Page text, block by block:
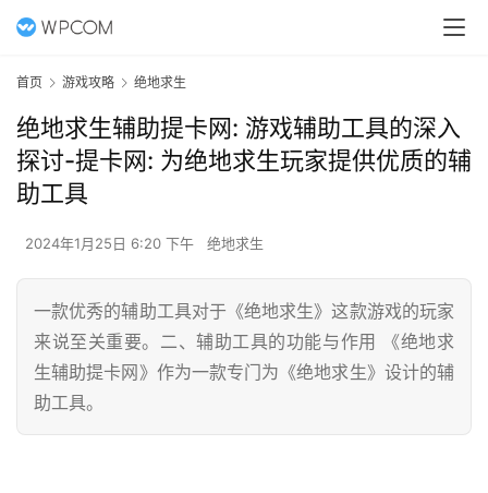
首页 游戏攻略 绝地求生
绝地求生辅助提卡网: 游戏辅助工具的深入
探讨-提卡网: 为绝地求生玩家提供优质的辅
助工具
2024年1月25日 6:20 下午 绝地求生
一款优秀的辅助工具对于《绝地求生》这款游戏的玩家
来说至关重要。二、辅助工具的功能与作用 《绝地求
生辅助提卡网》作为一款专门为《绝地求生》设计的辅
助工具。